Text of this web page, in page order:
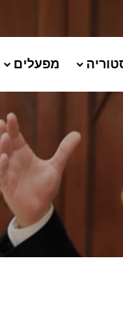
מפעלים